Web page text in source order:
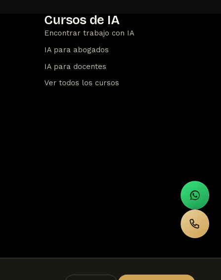
Cursos de IA
Encontrar trabajo con IA
IA para abogados
IA para docentes
Ver todos los cursos